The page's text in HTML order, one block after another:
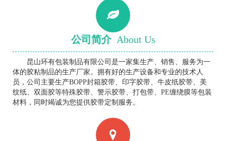
公司简介 About Us
昆山环有包装制品有限公司是一家集生产、销售、服务为一
体的胶粘制品的生产厂家。拥有好的生产设备和专业的技术人
员，公司主要生产BOPP封箱胶带、印字胶带、牛皮纸胶带、美
纹纸、双面胶等特殊胶带、警示胶带、打包带、PE缠绕膜等包装
材料，同时竭诚为您提供胶带定制服务。